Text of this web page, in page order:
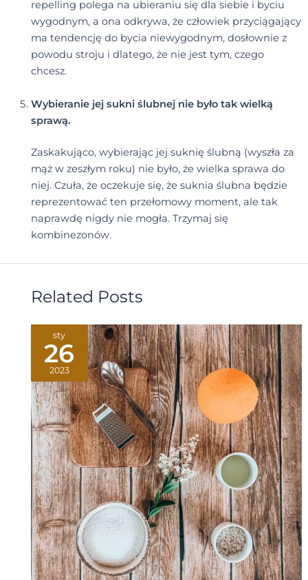
repelling polega na ubieraniu się dla siebie i byciu
wygodnym, a ona odkrywa, że człowiek przyciągający
ma tendencję do bycia niewygodnym, dosłownie z
powodu stroju i dlatego, że nie jest tym, czego
chcesz.
Wybieranie jej sukni ślubnej nie było tak wielką
sprawą.
Zaskakująco, wybierając jej suknię ślubną (wyszła za
mąż w zeszłym roku) nie było, że wielka sprawa do
niej. Czuła, że oczekuje się, że suknia ślubna będzie
reprezentować ten przełomowy moment, ale tak
naprawdę nigdy nie mogła. Trzymaj się
kombinezonów.
Related Posts
sty
26
2023